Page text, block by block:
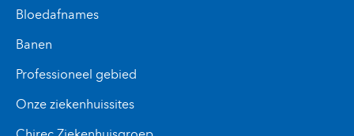
Bloedafnames
Banen
Professioneel gebied
Onze ziekenhuissites